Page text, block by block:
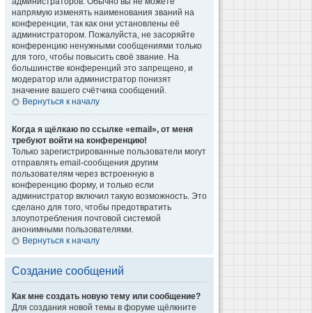
напрямую изменять наименования званий на
конференции, так как они установлены её
администратором. Пожалуйста, не засоряйте
конференцию ненужными сообщениями только
для того, чтобы повысить своё звание. На
большинстве конференций это запрещено, и
модератор или администратор понизят
значение вашего счётчика сообщений.
Вернуться к началу
Когда я щёлкаю по ссылке «email», от меня
требуют войти на конференцию!
Только зарегистрированные пользователи могут
отправлять email-сообщения другим
пользователям через встроенную в
конференцию форму, и только если
администратор включил такую возможность. Это
сделано для того, чтобы предотвратить
злоупотребления почтовой системой
анонимными пользователями.
Вернуться к началу
Создание сообщений
Как мне создать новую тему или сообщение?
Для создания новой темы в форуме щёлкните